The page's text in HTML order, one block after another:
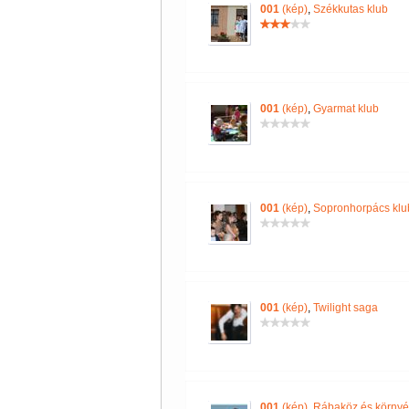
001(kép), Székkutas klub
001(kép), Gyarmat klub
001(kép), Sopronhorpács
001(kép), Twilight saga